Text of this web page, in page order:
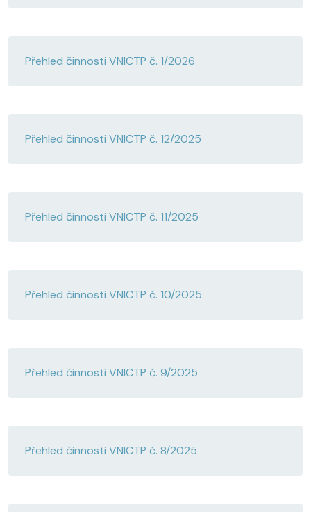
Přehled činnosti VNICTP č. 1/2026
Přehled činnosti VNICTP č. 12/2025
Přehled činnosti VNICTP č. 11/2025
Přehled činnosti VNICTP č. 10/2025
Přehled činnosti VNICTP č. 9/2025
Přehled činnosti VNICTP č. 8/2025